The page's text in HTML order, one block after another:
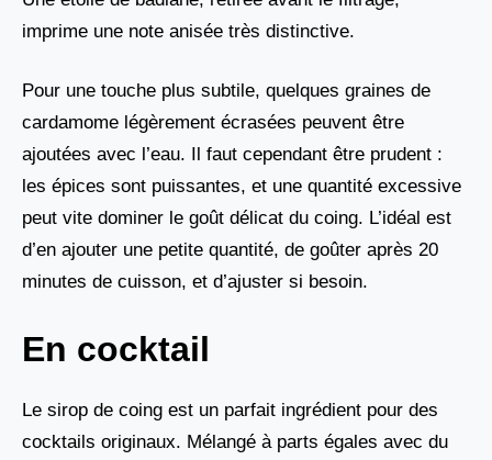
imprime une note anisée très distinctive.
Pour une touche plus subtile, quelques graines de
cardamome légèrement écrasées peuvent être
ajoutées avec l’eau. Il faut cependant être prudent :
les épices sont puissantes, et une quantité excessive
peut vite dominer le goût délicat du coing. L’idéal est
d’en ajouter une petite quantité, de goûter après 20
minutes de cuisson, et d’ajuster si besoin.
En cocktail
Le sirop de coing est un parfait ingrédient pour des
cocktails originaux. Mélangé à parts égales avec du